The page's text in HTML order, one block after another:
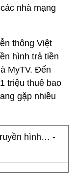
nhà mạng
thông Việt
hình trả tiền
MyTV. Đến
triệu thuê bao
gặp nhiều